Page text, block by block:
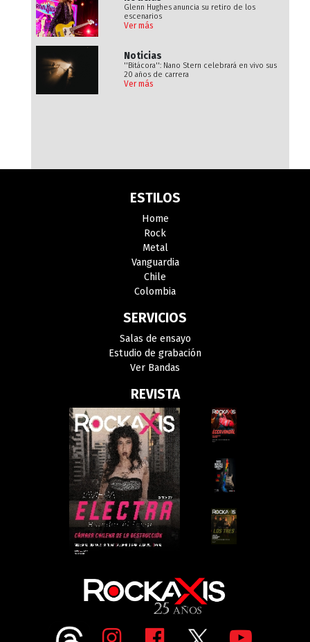
Glenn Hughes anuncia su retiro de los
escenarios
Ver más
Noticias
''Bitácora'': Nano Stern celebrará en vivo sus
20 años de carrera
Ver más
ESTILOS
Home
Rock
Metal
Vanguardia
Chile
Colombia
SERVICIOS
Salas de ensayo
Estudio de grabación
Ver Bandas
REVISTA